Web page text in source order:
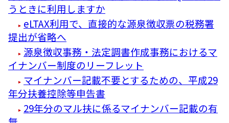
うときに利用しますか
eLTAX利用で、直接的な源泉徴収票の税務署
提出が省略へ
源泉徴収事務・法定調書作成事務におけるマ
イナンバー制度のリーフレット
マイナンバー記載不要とするための、平成29
年分扶養控除等申告書
29年分のマル扶に係るマイナンバー記載の有